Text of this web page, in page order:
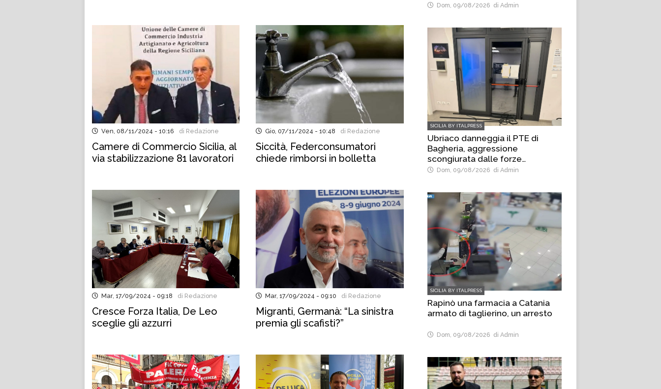
Ven, 08/11/2024 - 10:16 di Redazione
Camere di Commercio Sicilia, al
via stabilizzazione 81 lavoratori
Gio, 07/11/2024 - 10:48 di Redazione
Siccità, Federconsumatori
chiede rimborsi in bolletta
Mar, 17/09/2024 - 09:18 di Redazione
Cresce Forza Italia, De Leo
sceglie gli azzurri
Mar, 17/09/2024 - 09:10 di Redazione
Migranti, Germanà: “La sinistra
premia gli scafisti?”
Dom, 09/08/2026 di Admin
SICILIA BY ITALPRESS
Ubriaco danneggia il PTE di
Bagheria, aggressione
scongiurata dalle forze
dell’ordine
Dom, 09/08/2026 di Admin
SICILIA BY ITALPRESS
Rapinò una farmacia a Catania
armato di taglierino, un arresto
Dom, 09/08/2026 di Admin